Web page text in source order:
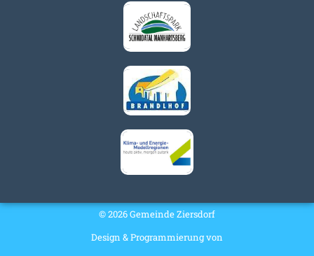
© 2026 Gemeinde Ziersdorf
Design & Programmierung von